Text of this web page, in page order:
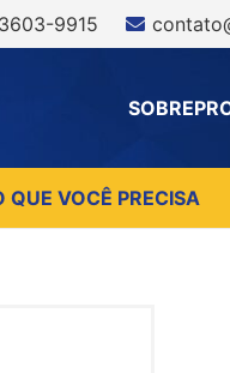
9915
SOBRE
QUE VOCÊ PRECISA